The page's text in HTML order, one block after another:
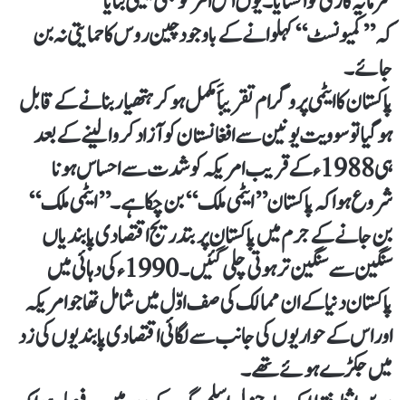
کہ’’کمیونسٹ‘‘ کہلوانے کے باوجود چین روس کا حمایتی نہ بن
جائے۔
پاکستان کا ایٹمی پروگرام تقریباََ مکمل ہوکر ہتھیار بنانے کے قابل
ہوگیا تو سوویت یونین سے افغانستان کو آزاد کروالینے کے بعد
ہی 1988ء کے قریب امریکہ کو شدت سے احساس ہونا
شروع ہوا کہ پاکستان ’’ایٹمی ملک‘‘ بن چکا ہے۔ ’’ایٹمی ملک‘‘
بن جانے کے جرم میں پاکستان پر بتدریج اقتصادی پابندیاں
سنگین سے سنگین تر ہوتی چلی گئیں۔ 1990ء کی دہائی میں
پاکستان دنیا کے ان ممالک کی صف اوّل میں شامل تھا جو امریکہ
اور اس کے حواریوں کی جانب سے لگائی اقتصادی پابندیوں کی زد
میں جکڑے ہوئے تھے۔